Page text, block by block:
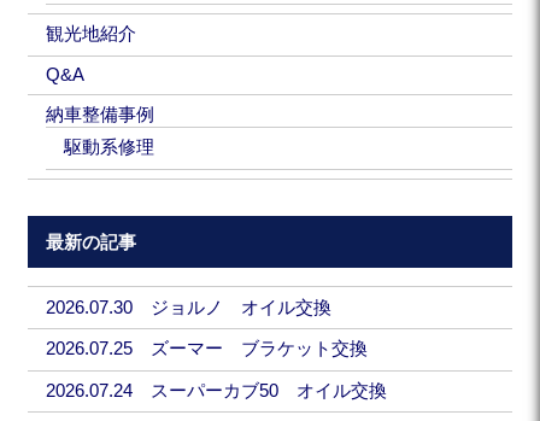
観光地紹介
Q&A
納車整備事例
駆動系修理
最新の記事
2026.07.30 ジョルノ オイル交換
2026.07.25 ズーマー ブラケット交換
2026.07.24 スーパーカブ50 オイル交換